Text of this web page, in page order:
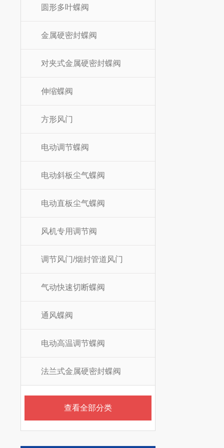
圆形多叶蝶阀
金属硬密封蝶阀
对夹式金属硬密封蝶阀
伸缩蝶阀
方形风门
电动调节蝶阀
电动斜板尘气蝶阀
电动直板尘气蝶阀
风机专用调节阀
调节风门/烟封管道风门
气动快速切断蝶阀
通风蝶阀
电动高温调节蝶阀
法兰式金属硬密封蝶阀
查看全部分类